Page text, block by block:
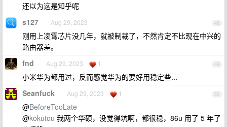
还以为这是知乎呢
48
s127 Aug 29, 2023
刚用上凌霄芯片没几年，就被制裁了，不然肯定不比现在中兴的
路由器差。
49
fnd Aug 29, 2023 1
小米华为都用过，反而感觉华为的要好用稳定些...
50
Seanfuck Aug 29, 2023 1
@BeforeTooLate
@kokutou 我两个华硕，没觉得坑啊，都很稳，86u 用了 5 年了